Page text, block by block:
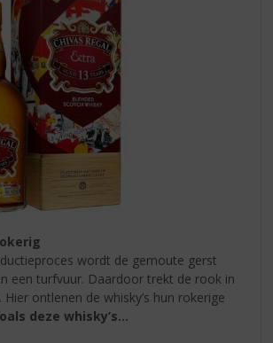
wordt de gemoute gerst
een turfvuur. Daardoor trekt de rook in
ontlenen de whisky’s hun rokerige
deze whisky’s…